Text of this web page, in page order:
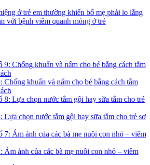
ở trẻ em thường khiến bố mẹ phải lo lắng
với bệnh viêm quanh móng ở trẻ
Chống khuẩn và nấm cho bé bằng cách tắm
Lựa chọn nước tắm gội hay sữa tắm cho trẻ sơ
Ám ảnh của các bà mẹ nuôi con nhỏ – viêm